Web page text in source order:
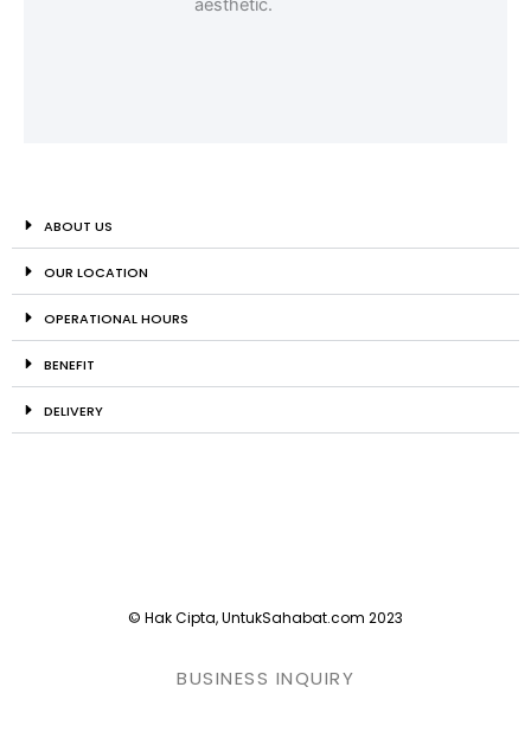
ABOUT US
OUR LOCATION
OPERATIONAL HOURS
BENEFIT
DELIVERY
© Hak Cipta, UntukSahabat.com 2023
BUSINESS INQUIRY